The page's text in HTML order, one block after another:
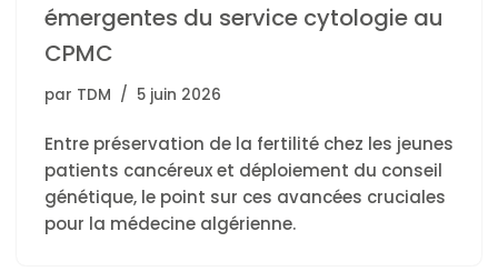
émergentes du service cytologie au
CPMC
par TDM 5 juin 2026
Entre préservation de la fertilité chez les jeunes
patients cancéreux et déploiement du conseil
génétique, le point sur ces avancées cruciales
pour la médecine algérienne.